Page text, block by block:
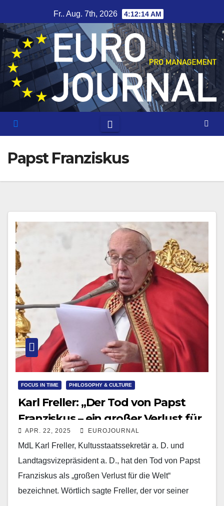
Inhalt
springen
Fr.. Aug. 7th, 2026 4:12:14 AM
Papst Franziskus
FOCUS IN TIME PHILOSOPHY & CULTURE
Karl Freller: „Der Tod von Papst
Franziskus – ein großer Verlust für
die Welt!“
APR. 22, 2025 EUROJOURNAL
MdL Karl Freller, Kultusstaatssekretär a. D. und
Landtagsvizepräsident a. D., hat den Tod von Papst
Franziskus als „großen Verlust für die Welt“
bezeichnet. Wörtlich sagte Freller, der vor seiner